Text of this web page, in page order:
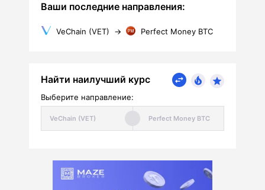
Ваши последние направления:
VeChain (VET) → Perfect Money BTC
Найти наилучший курс
Выберите направление: